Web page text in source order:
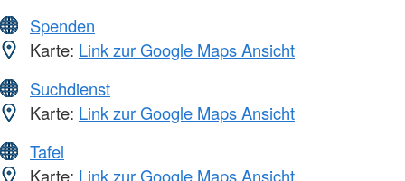
Spenden
Karte: Link zur Google Maps Ansicht
Suchdienst
Karte: Link zur Google Maps Ansicht
Tafel
Karte: Link zur Google Maps Ansicht